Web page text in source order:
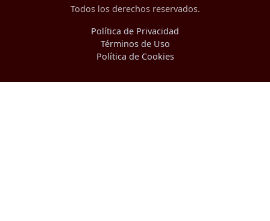
Todos los derechos reservados.
Política de Privacidad
Términos de Uso
Política de Cookies